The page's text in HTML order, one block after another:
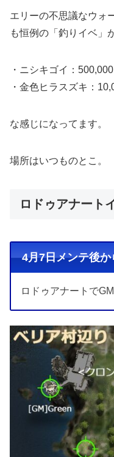
エリーの不思議なウォ
も恒例の「釣りイベ」
・ニシキゴイ：
・金色ヒラスズキ：
な感じになってます。
場所はいつものとこ。
ロドゥアナート
4月7日メンテ後
ロドゥアナートで